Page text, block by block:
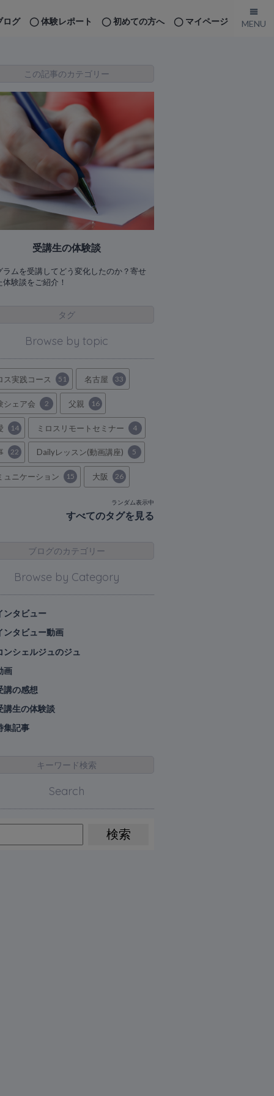
マイページ
初めての方へ
体験レポート
ログ
この記事のカテゴリー
受講生の体験談
ラムを受講してどう変化したのか？寄せ
体験談をご紹介！
タグ
Browse by topic
ス実践コース 51 名古屋 33
シェア会 2 父親 16
14 ミロスリモートセミナー 4
22 Dailyレッスン(動画講座) 5
ュニケーション 15 大阪 26
ランダム表示中
すべてのタグを見る
ブログのカテゴリー
Browse by Category
ンタビュー
ンタビュー動画
ンシェルジュのジュ
画
講の感想
講生の体験談
集記事
キーワード検索
Search